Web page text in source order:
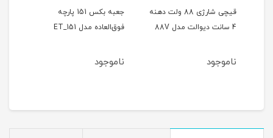
قیچی شارژی 88 ولت دهنه
4 سانت دیوالت مدل 88V
ناموجود
جعبه بکس 151 پارچه
فوق‌العاده مدل ET_151
ناموجود